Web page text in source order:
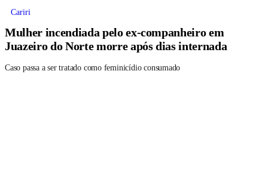
Cariri
Mulher incendiada pelo ex-companheiro em
Juazeiro do Norte morre após dias internada
Caso passa a ser tratado como feminicídio consumado